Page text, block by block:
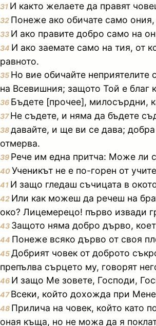
31 И както желаете да правят
32 Понеже ако обичате само ония,
33 И ако правите добро само на
34 И ако заемате само на тия, от
равното.
35 Но вие обичайте неприятелите
на Всевишния; защото Той е благ
36 Бъдете [прочее], милосърдни,
37Не съдете, и няма да бъдете
38давайте, и ще ви се дава;
отмерва.
39 Рече им една притча: Може ли
40Ученикът не е по-горен от
41 И защо гледаш съчицата в
42 Или как можеш да речеш на
око? Лицемерецо! първо извади
43 Защото няма добро дърво,
44 Понеже всяко дърво от своя
45Добрият човек от доброто
препълва сърцето му, говорят
46 И защо Ме зовете, Господи,
47Всеки, който дохожда при
48 Прилича на човек, който като
оная къща, но не можа да я